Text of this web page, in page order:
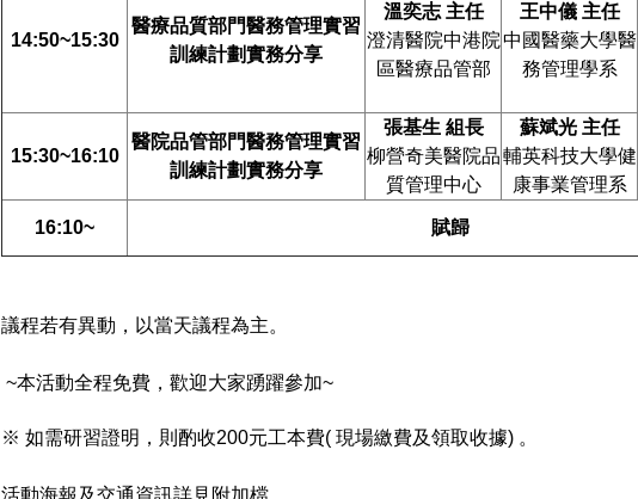
14:50~15:30
醫療品質部門醫務管理實習
訓練計劃實務分享
溫奕志 主任
澄清醫院中港院
區醫療品管部
王中儀 主任
中國醫藥大學醫
務管理學系
15:30~16:10
醫院品管部門醫務管理實習
訓練計劃實務分享
張基生 組長
柳營奇美醫院品
質管理中心
蘇斌光 主任
輔英科技大學健
康事業管理系
16:10~ 賦歸
議程若有異動，以當天議程為主。
~本活動全程免費，歡迎大家踴躍參加~
※ 如需研習證明，則酌收200元工本費( 現場繳費及領取收據) 。
活動海報及交通資訊詳見附加檔